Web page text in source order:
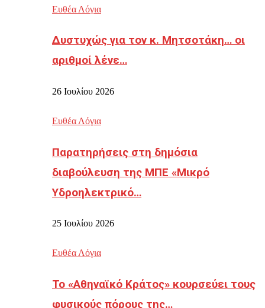
Ευθέα Λόγια
Δυστυχώς για τον κ. Μητσοτάκη… οι
αριθμοί λένε…
26 Ιουλίου 2026
Ευθέα Λόγια
Παρατηρήσεις στη δημόσια
διαβούλευση της ΜΠΕ «Μικρό
Υδροηλεκτρικό…
25 Ιουλίου 2026
Ευθέα Λόγια
Το «Αθηναϊκό Κράτος» κουρσεύει τους
φυσικούς πόρους της…